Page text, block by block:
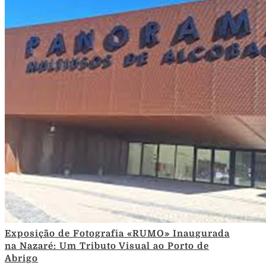
Exposição de Fotografia «RUMO» Inaugurada
na Nazaré: Um Tributo Visual ao Porto de
Abrigo